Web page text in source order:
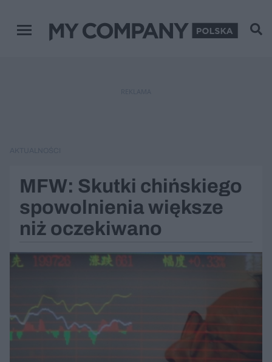
Menu główne
MFW: Skutki chińskiego
spowolnienia większe
niż oczekiwano